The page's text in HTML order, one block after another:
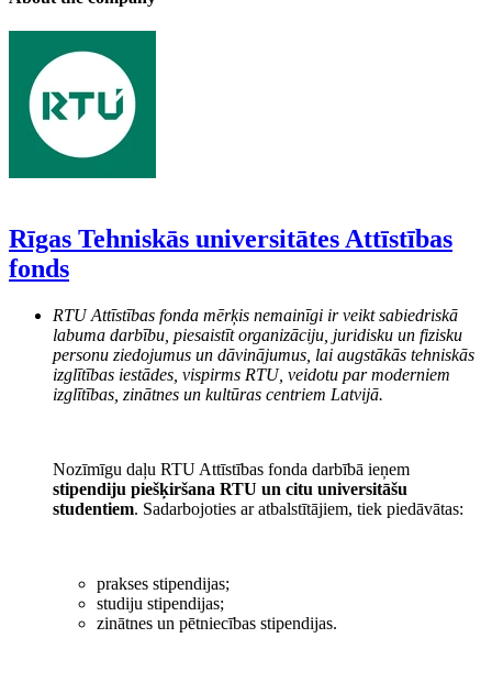
Rīgas Tehniskās universitātes Attīstības
fonds
RTU Attīstības fonda mērķis nemainīgi ir veikt sabiedriskā
labuma darbību, piesaistīt organizāciju, juridisku un fizisku
personu ziedojumus un dāvinājumus, lai augstākās tehniskās
izglītības iestādes, vispirms RTU, veidotu par moderniem
izglītības, zinātnes un kultūras centriem Latvijā.
Nozīmīgu daļu RTU Attīstības fonda darbībā ieņem
stipendiju piešķiršana RTU un citu universitāšu
studentiem. Sadarbojoties ar atbalstītājiem, tiek piedāvātas:
prakses stipendijas;
studiju stipendijas;
zinātnes un pētniecības stipendijas.